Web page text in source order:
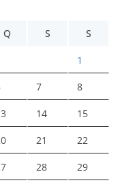
Q S S
1
7 8
14 15
21 22
28 29